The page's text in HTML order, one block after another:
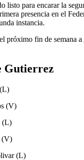
listo para encarar la
presencia en el
instancia.
próximo fin de semana
Gutierrez
(V)
(L)
(V)
(L)